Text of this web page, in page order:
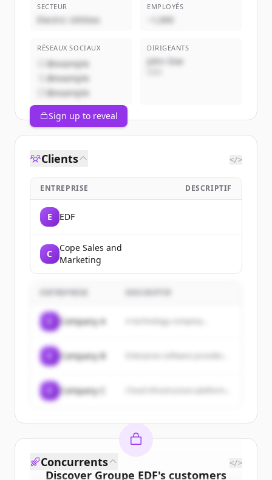
SECTEUR
Electric Utilities
EMPLOYÉS
~1,000
RÉSEAUX SOCIAUX
@example
@example
@example
DIRIGEANTS
John Doe
Sign up to reveal
Clients </>
ENTREPRISE DESCRIPTIF
E EDF
C
Cope Sales and
Marketing
Company A A technology company...
Company B
Company C
Discover Groupe EDF's customers
Concurrents </>